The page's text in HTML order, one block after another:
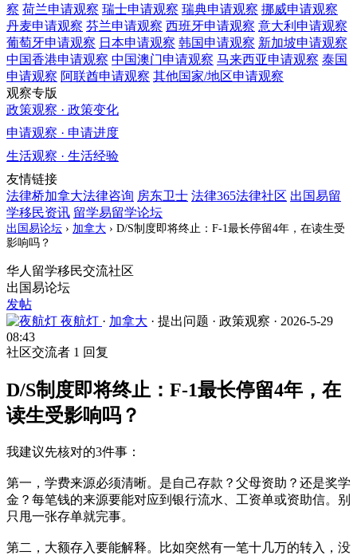
察 荷兰申请观察 瑞士申请观察 瑞典申请观察 挪威申请观察
丹麦申请观察 芬兰申请观察 西班牙申请观察 意大利 申请观察
葡萄牙申请观察 日本申请观察 韩国申请观察 新加坡申请观察
中国香港申请观察 中国澳门申请观察 马来西亚申请观察 泰国
申请观察 阿联酋申请观察 其他国家/地区申请观察
观察专版
政策观察 · 政策变化
申请观察 · 申请进度
生活观察 · 生活经验
友情链接
法律桥加拿大法律咨询 房东卫士 法律365法律社区 出国易留
学移民资讯 留学易留学论坛
出国易论坛 › 加拿大 › D/S制度即将终止：F-1最长停留4年，在读生受
影响吗？
华人留学移民交流社区
出国易论坛
发帖
夜航灯 · 加拿大 · 提出问题 · 政策观察 · 2026-5-29
08:43
社区交流者 1 回复
D/S制度即将终止：F-1最长停留4年，在
读生受影响吗？
我建议先核对的3件事：
第一，学费来源必须清晰。是自己存款？父母资助？还是奖学
金？每笔钱的来源要能对应到银行流水、工资单或资助信。别
只甩一张存单就完事。
第二，大额存入要能解释。比如突然有一笔十几万的转入，没